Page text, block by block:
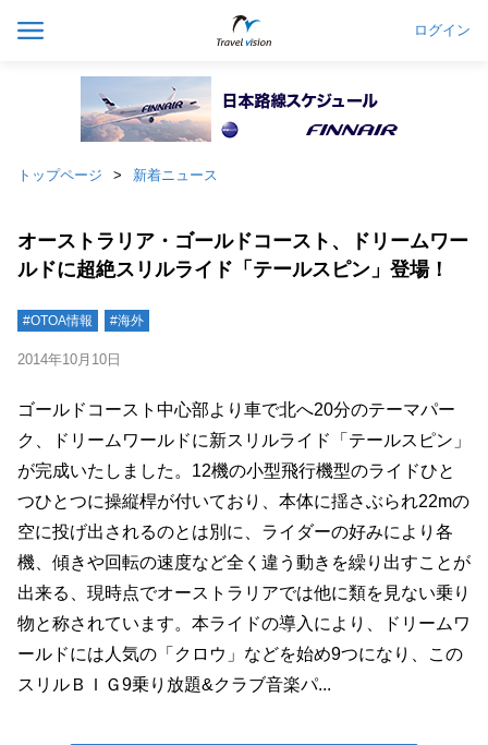
ログイン
トップページ 新着ニュース
オーストラリア・ゴールドコースト、ドリームワー
ルドに超絶スリルライド「テールスピン」登場！
#OTOA情報 #海外
2014年10月10日
ゴールドコースト中心部より車で北へ20分のテーマパー
ク、ドリームワールドに新スリルライド「テールスピン」
が完成いたしました。12機の小型飛行機型のライドひと
つひとつに操縦桿が付いており、本体に揺さぶられ22mの
空に投げ出されるのとは別に、ライダーの好みにより各
機、傾きや回転の速度など全く違う動きを繰り出すことが
出来る、現時点でオーストラリアでは他に類を見ない乗り
物と称されています。本ライドの導入により、ドリームワ
ールドには人気の「クロウ」などを始め9つになり、この
スリルＢＩＧ9乗り放題&クラブ音楽パ...